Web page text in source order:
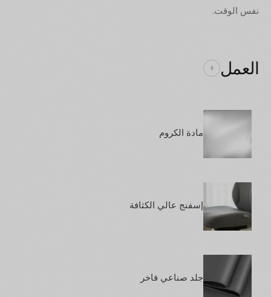
نفس الوقت.
العمل +
مادة الكروم
إسفنج عالي الكثافة
جلد صناعي فاخر